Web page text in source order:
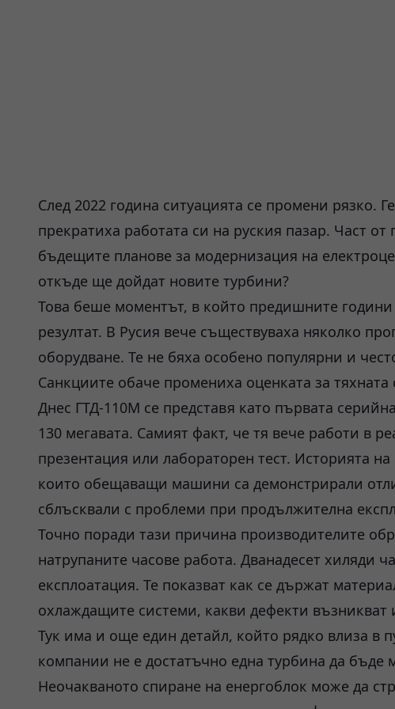
След 2022 година ситуацията се промени рязко.
прекратиха работата си на руския пазар. Част
бъдещите планове за модернизация на
откъде ще дойдат новите турбини?
Това беше моментът, в който предишните
резултат. В Русия вече съществуваха няколко
оборудване. Те не бяха особено популярни и
Санкциите обаче промениха оценката за тяхната
Днес ГТД-110М се представя като първата
130 мегавата. Самият факт, че тя вече работи в
презентация или лабораторен тест. Историята
които обещаващи машини са демонстрирали
сблъсквали с проблеми при продължителна
Точно поради тази причина производителите
натрупаните часове работа. Дванадесет хиляди
експлоатация. Те показват как се държат
охлаждащите системи, какви дефекти възникват
Тук има и още един детайл, който рядко влиза в
компании не е достатъчно една турбина да
Неочакваното спиране на енергоблок може да